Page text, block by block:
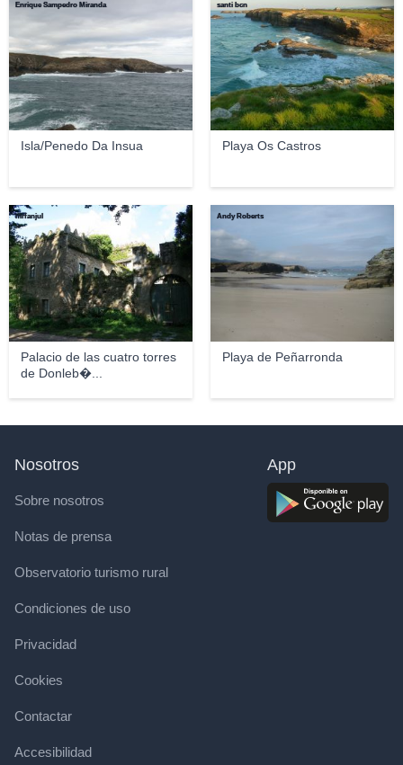
Isla/Penedo Da Insua
Enrique Sampedro Miranda
Playa Os Castros
santi bcn
Palacio de las cuatro torres
de Donleb�...
mrfanjul
Playa de Peñarronda
Andy Roberts
Nosotros
Sobre nosotros
Notas de prensa
Observatorio turismo rural
Condiciones de uso
Privacidad
Cookies
Contactar
Accesibilidad
App